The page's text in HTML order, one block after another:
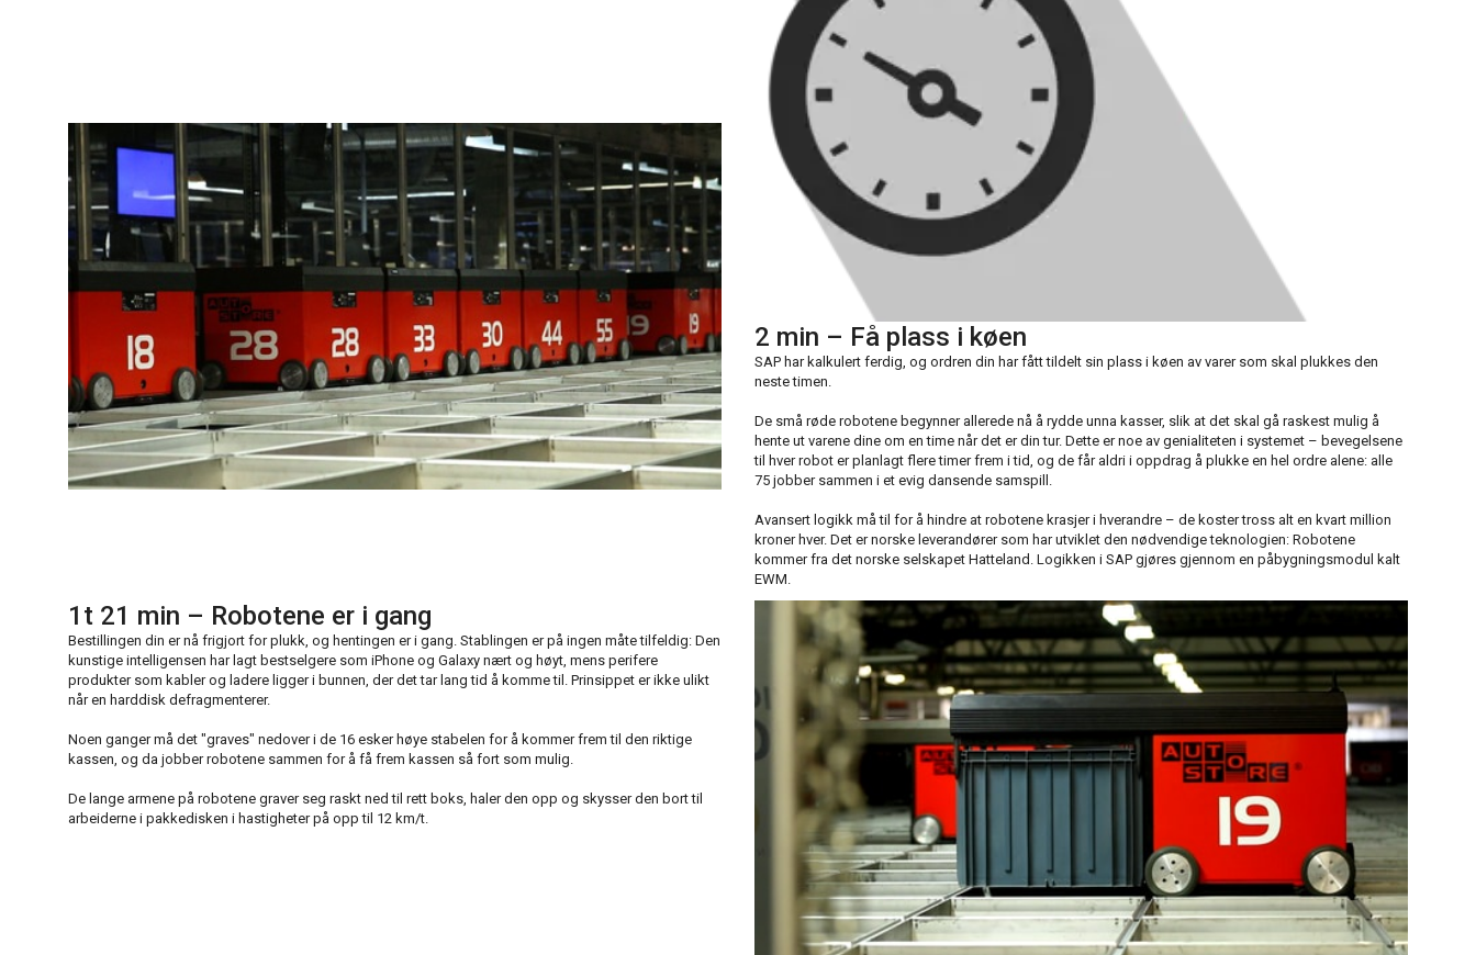
2 min – Få plass i køen
SAP har kalkulert ferdig, og ordren din har fått tildelt sin plass i køen av varer som skal plukkes den
neste timen.
De små røde robotene begynner allerede nå å rydde unna kasser, slik at det skal gå raskest mulig å
hente ut varene dine om en time når det er din tur. Dette er noe av genialiteten i systemet – bevegelsene
til hver robot er planlagt flere timer frem i tid, og de får aldri i oppdrag å plukke en hel ordre alene: alle
75 jobber sammen i et evig dansende samspill.
Avansert logikk må til for å hindre at robotene krasjer i hverandre – de koster tross alt en kvart million
kroner hver. Det er norske leverandører som har utviklet den nødvendige teknologien: Robotene
kommer fra det norske selskapet Hatteland. Logikken i SAP gjøres gjennom en påbygningsmodul kalt
EWM.
1t 21 min – Robotene er i gang
Bestillingen din er nå frigjort for plukk, og hentingen er i gang. Stablingen er på ingen måte tilfeldig: Den
kunstige intelligensen har lagt bestselgere som iPhone og Galaxy nært og høyt, mens perifere
produkter som kabler og ladere ligger i bunnen, der det tar lang tid å komme til. Prinsippet er ikke ulikt
når en harddisk defragmenterer.
Noen ganger må det "graves" nedover i de 16 esker høye stabelen for å kommer frem til den riktige
kassen, og da jobber robotene sammen for å få frem kassen så fort som mulig.
De lange armene på robotene graver seg raskt ned til rett boks, haler den opp og skysser den bort til
arbeiderne i pakkedisken i hastigheter på opp til 12 km/t.